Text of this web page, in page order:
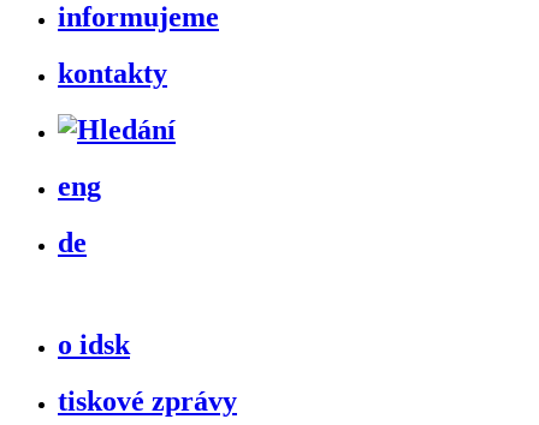
informujeme
kontakty
eng
de
o idsk
tiskové zprávy